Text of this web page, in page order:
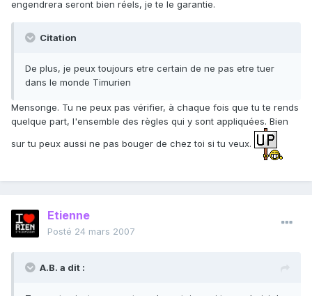
engendrera seront bien réels, je te le garantie.
Citation
De plus, je peux toujours etre certain de ne pas etre tuer
dans le monde Timurien
Mensonge. Tu ne peux pas vérifier, à chaque fois que tu te rends
quelque part, l'ensemble des règles qui y sont appliquées. Bien
sur tu peux aussi ne pas bouger de chez toi si tu veux.
Etienne
Posté 24 mars 2007
A.B. a dit :